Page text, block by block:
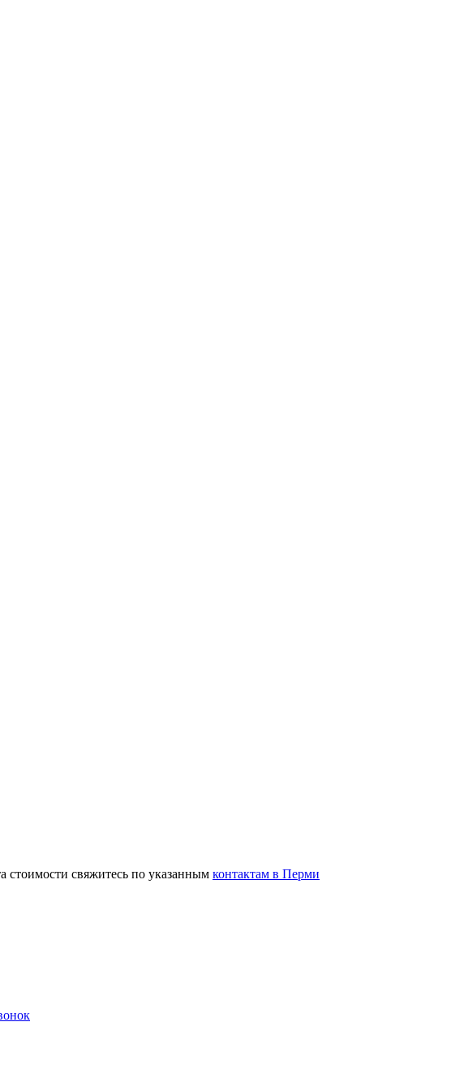
стоимости свяжитесь по указанным контактам в Перми